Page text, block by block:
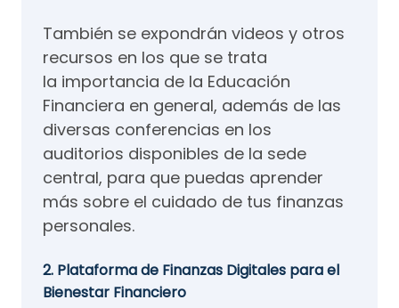
También se expondrán videos y otros
recursos en los que se trata
la importancia de la Educación
Financiera en general, además de las
diversas conferencias en los
auditorios disponibles de la sede
central, para que puedas aprender
más sobre el cuidado de tus finanzas
personales.
2. Plataforma de Finanzas Digitales para el
Bienestar Financiero